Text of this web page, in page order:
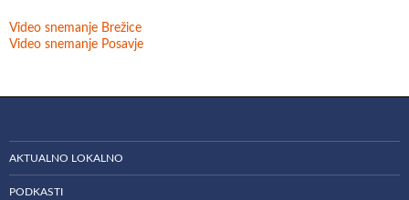
Video snemanje Brežice
Video snemanje Posavje
AKTUALNO LOKALNO
PODKASTI